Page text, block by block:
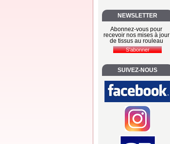
NEWSLETTER
Abonnez-vous pour
recevoir nos mises à jour
de tissus au rouleau
SUIVEZ-NOUS